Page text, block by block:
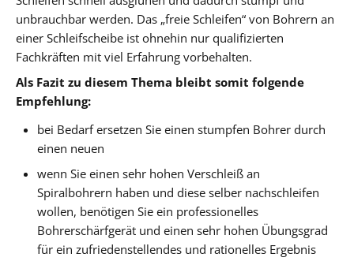
unbrauchbar werden. Das „freie Schleifen“ von Bohrern an
einer Schleifscheibe ist ohnehin nur qualifizierten
Fachkräften mit viel Erfahrung vorbehalten.
Als Fazit zu diesem Thema bleibt somit folgende
Empfehlung:
bei Bedarf ersetzen Sie einen stumpfen Bohrer durch
einen neuen
wenn Sie einen sehr hohen Verschleiß an
Spiralbohrern haben und diese selber nachschleifen
wollen, benötigen Sie ein professionelles
Bohrerschärfgerät und einen sehr hohen Übungsgrad
für ein zufriedenstellendes und rationelles Ergebnis